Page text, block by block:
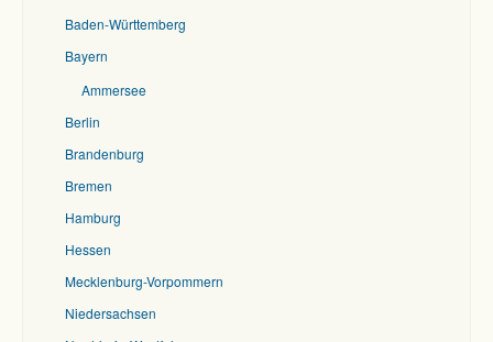
Baden-Württemberg
Bayern
Ammersee
Berlin
Brandenburg
Bremen
Hamburg
Hessen
Mecklenburg-Vorpommern
Niedersachsen